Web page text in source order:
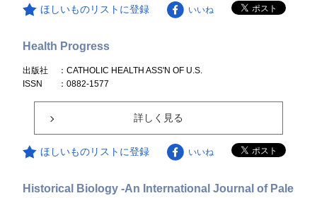
ほしいものリストに登録 いいね
Health Progress
出版社
：CATHOLIC HEALTH ASS'N OF U.S.
ISSN
：0882-1577
詳しく見る
ほしいものリストに登録 いいね
Historical Biology -An International Journal of Pale